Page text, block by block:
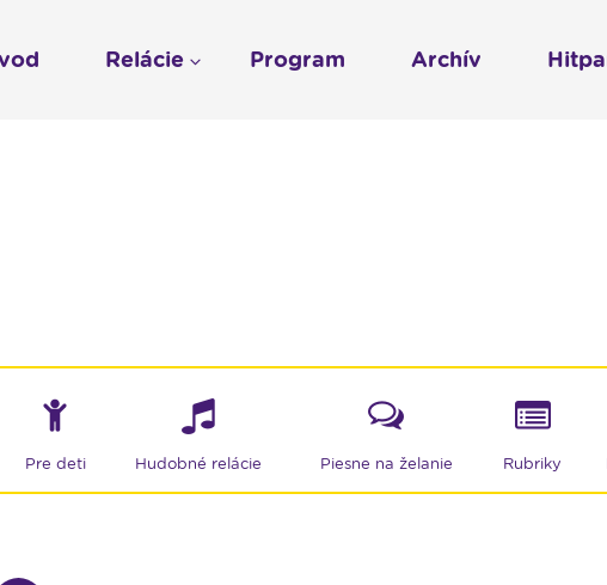
Pre deti Hudobné relácie Piesne na želanie Rubriky
Profil
Relácie Program Archív